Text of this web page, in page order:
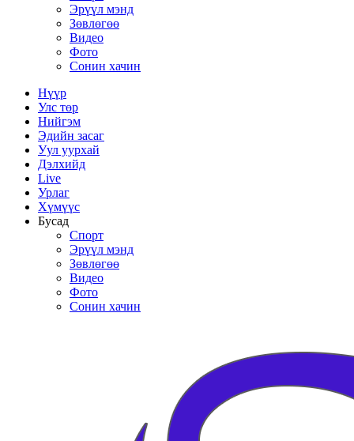
Эрүүл мэнд
Зөвлөгөө
Видео
Фото
Сонин хачин
Нүүр
Улс төр
Нийгэм
Эдийн засаг
Уул уурхай
Дэлхийд
Live
Урлаг
Хүмүүс
Бусад
Спорт
Эрүүл мэнд
Зөвлөгөө
Видео
Фото
Сонин хачин